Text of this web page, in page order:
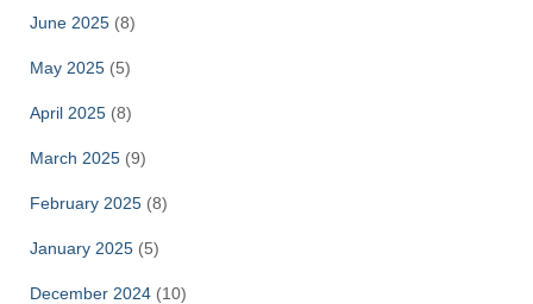
June 2025 (8)
May 2025 (5)
April 2025 (8)
March 2025 (9)
February 2025 (8)
January 2025 (5)
December 2024 (10)